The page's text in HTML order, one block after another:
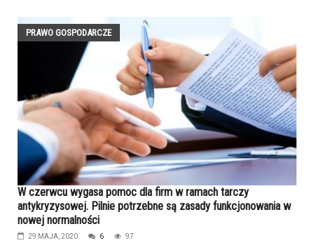
PRAWO GOSPODARCZE
W czerwcu wygasa pomoc dla firm w ramach tarczy
antykryzysowej. Pilnie potrzebne są zasady funkcjonowania w
nowej normalności
29 MAJA, 2020 6 97